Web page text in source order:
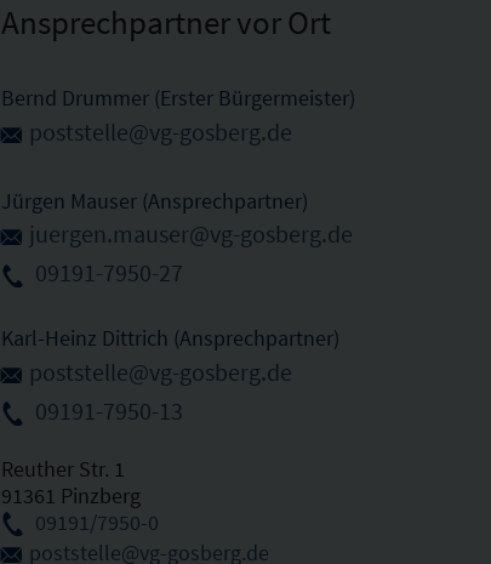
Ansprechpartner vor Ort
Bernd Drummer (Erster Bürgermeister)
poststelle@vg-gosberg.de
Jürgen Mauser (Ansprechpartner)
juergen.mauser@vg-gosberg.de
09191-7950-27
Karl-Heinz Dittrich (Ansprechpartner)
poststelle@vg-gosberg.de
09191-7950-13
Reuther Str. 1
91361 Pinzberg
09191/7950-0
poststelle@vg-gosberg.de